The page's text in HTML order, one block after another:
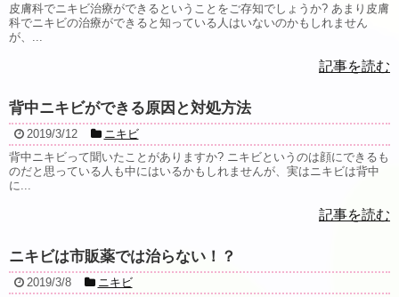
皮膚科でニキビ治療ができるということをご存知でしょうか? あまり皮膚
科でニキビの治療ができると知っている人はいないのかもしれません
が、...
記事を読む
背中ニキビができる原因と対処方法
2019/3/12
ニキビ
背中ニキビって聞いたことがありますか? ニキビというのは顔にできるも
のだと思っている人も中にはいるかもしれませんが、実はニキビは背中
に...
記事を読む
ニキビは市販薬では治らない！？
2019/3/8
ニキビ